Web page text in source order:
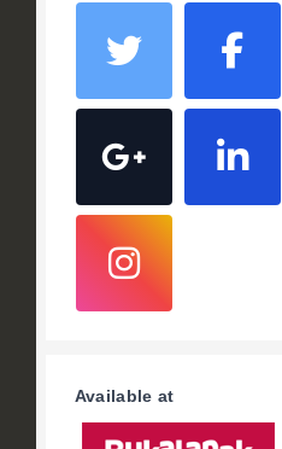
Available at